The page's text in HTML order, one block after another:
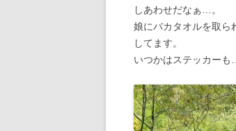
しあわせだなぁ…。
娘にバカタオルを取ら
してます。
いつかはステッカーも